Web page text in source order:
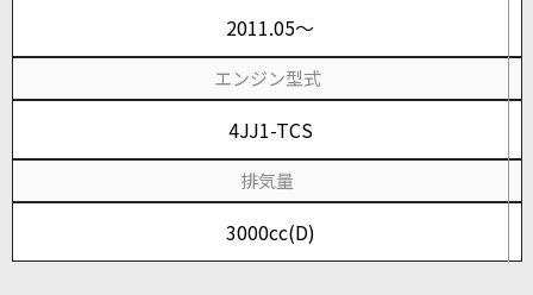
2011.05～
エンジン型式
4JJ1-TCS
排気量
3000cc(D)